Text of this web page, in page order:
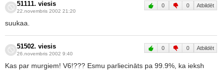
51111. viesis
22.novembris 2002 21:20
0 0 Atbildēt
suukaa.
51502. viesis
26.novembris 2002 9:40
0 0 Atbildēt
Kas par murgiem! V6!??? Esmu parliecināts pa 99.9%, ka ieksh